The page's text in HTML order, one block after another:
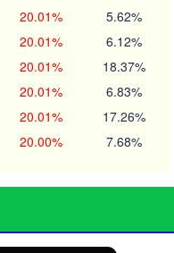
20.01% 5.62%
20.01% 6.12%
20.01% 18.37%
20.01% 6.83%
20.01% 17.26%
20.00% 7.68%